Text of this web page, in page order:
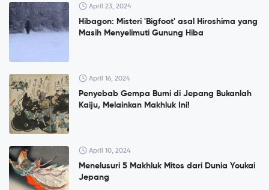
April 23, 2024
Hibagon: Misteri 'Bigfoot' asal Hiroshima yang
Masih Menyelimuti Gunung Hiba
April 16, 2024
Penyebab Gempa Bumi di Jepang Bukanlah
Kaiju, Melainkan Makhluk Ini!
April 10, 2024
Menelusuri 5 Makhluk Mitos dari Dunia Youkai
Jepang